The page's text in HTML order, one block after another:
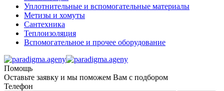
Уплотнительные и вспомогательные материалы
Метизы и хомуты
Сантехника
Теплоизоляция
Вспомогательное и прочее оборудование
Помощь
Оставьте заявку и мы поможем Вам с подбором
Телефон